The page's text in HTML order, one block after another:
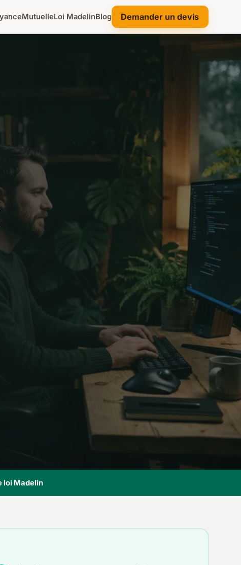
MutuelleLoi MadelinBlog Demander un devis
loi Madelin